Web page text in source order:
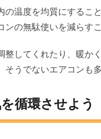
の温度を均質にするこ
の無駄使いを減らす
してくれたり、暖か
うでないエアコンも多
循環させよう